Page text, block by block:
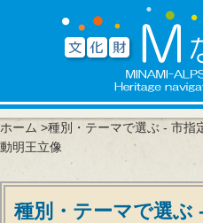
ホーム >種別・テーマで選ぶ - 市指
動明王立像
種別・テーマで選ぶ